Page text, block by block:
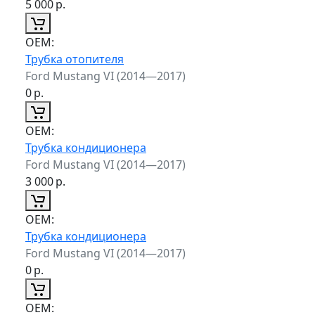
5 000р.
ОЕМ:
Трубка отопителя
Ford Mustang VI (2014—2017)
0р.
ОЕМ:
Трубка кондиционера
Ford Mustang VI (2014—2017)
3 000р.
ОЕМ:
Трубка кондиционера
Ford Mustang VI (2014—2017)
0р.
ОЕМ: